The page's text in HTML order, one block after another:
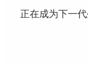
正在成为下一